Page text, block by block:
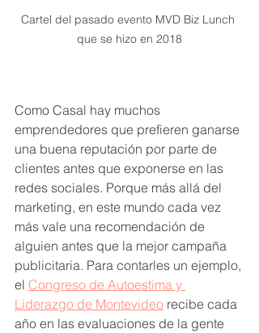
Cartel del pasado evento MVD Biz Lunch
que se hizo en 2018
Como Casal hay muchos
emprendedores que prefieren ganarse
una buena reputación por parte de
clientes antes que exponerse en las
redes sociales. Porque más allá del
marketing, en este mundo cada vez
más vale una recomendación de
alguien antes que la mejor campaña
publicitaria. Para contarles un ejemplo,
el Congreso de Autoestima y
Liderazgo de Montevideo recibe cada
año en las evaluaciones de la gente